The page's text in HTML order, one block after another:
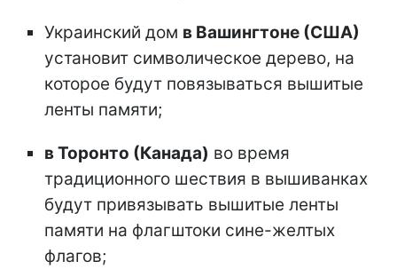
Украинский дом в Вашингтоне (США)
установит символическое дерево, на
которое будут повязываться вышитые
ленты памяти;
в Торонто (Канада) во время
традиционного шествия в вышиванках
будут привязывать вышитые ленты
памяти на флагштоки сине-желтых
флагов;